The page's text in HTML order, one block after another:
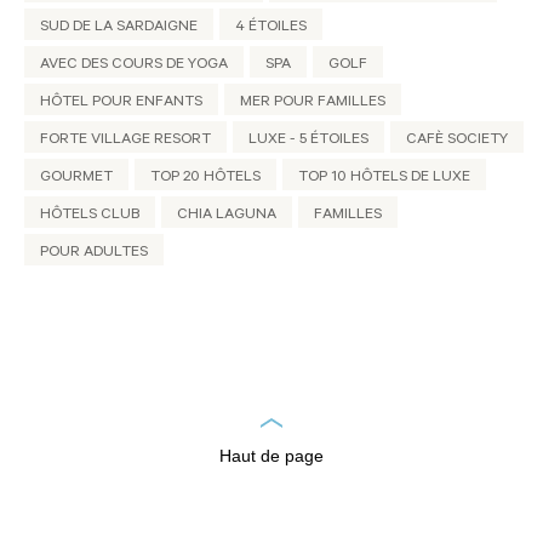
SUD DE LA SARDAIGNE 4 ÉTOILES
AVEC DES COURS DE YOGA SPA GOLF
HÔTEL POUR ENFANTS MER POUR FAMILLES
FORTE VILLAGE RESORT LUXE - 5 ÉTOILES CAFÈ SOCIETY
GOURMET TOP 20 HÔTELS TOP 10 HÔTELS DE LUXE
HÔTELS CLUB CHIA LAGUNA FAMILLES
POUR ADULTES
Haut de page